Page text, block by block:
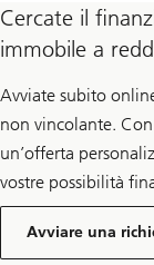
Cercate il
immobile a
Avviate subito
non vincolante.
un’offerta
vostre possibilità
Avviare una